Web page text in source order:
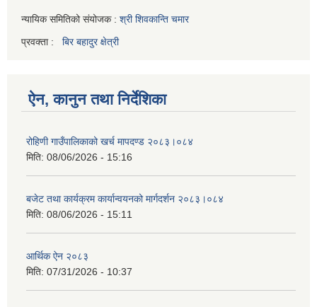
न्यायिक समितिको संयोजक : श्री शिवकान्ति चमार
प्रवक्ता : बिर बहादुर क्षेत्री
ऐन, कानुन तथा निर्देशिका
रोहिणी गाउँपालिकाको खर्च मापदण्ड २०८३।०८४
मिति: 08/06/2026 - 15:16
बजेट तथा कार्यक्रम कार्यान्वयनको मार्गदर्शन २०८३।०८४
मिति: 08/06/2026 - 15:11
आर्थिक ऐन २०८३
मिति: 07/31/2026 - 10:37